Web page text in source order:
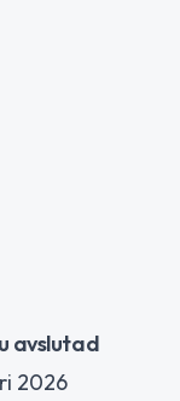
avslutad
2026